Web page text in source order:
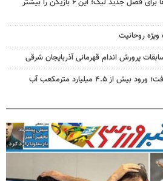
ویژه روحانیت
پرورش اندام قهرمانی آذربایجان شرقی
۴.۵ میلیارد مترمکعب آب